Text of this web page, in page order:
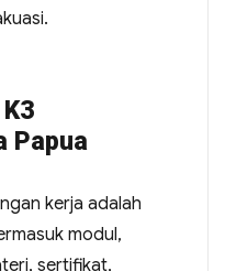
Papua
kerja adalah
modul,
sertifikat,